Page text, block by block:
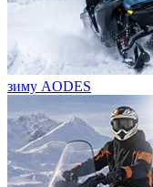
зиму AODES